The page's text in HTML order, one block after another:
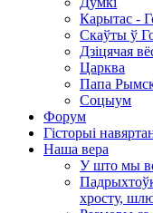
Карытас -
Скаўты ў
Дзіцячая
Царква
Папа
Соцыум
Форум
Гісторыі
Наша вера
У што мы
хросту,